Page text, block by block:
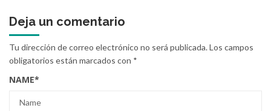
Deja un comentario
Tu dirección de correo electrónico no será publicada.Los campos
obligatorios están marcados con *
NAME*